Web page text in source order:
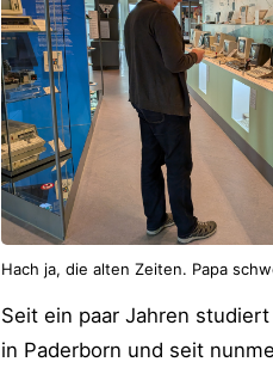
Hach ja, die alten Zeiten. Papa
Seit ein paar Jahren
in Paderborn und seit